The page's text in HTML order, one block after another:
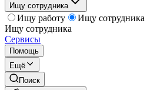
Ищу сотрудника
Ищу работу
Ищу сотрудника
Ищу сотрудника
Сервисы
Помощь
Ещё
Поиск